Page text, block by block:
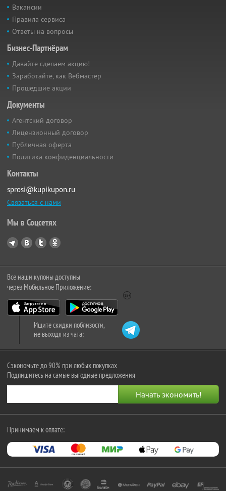
Вакансии
Правила сервиса
Ответы на вопросы
Бизнес-Партнёрам
Давайте сделаем акцию!
Заработайте, как Вебмастер
Прошедшие акции
Документы
Агентский договор
Лицензионный договор
Публичная оферта
Политика конфиденциальности
Контакты
sprosi@kupikupon.ru
Связаться с нами
Мы в Соцсетях
Все наши купоны доступны
через Мобильное Приложение:
Ищите скидки поблизости,
не выходя из чата:
Сэкономьте до 90% при любых покупках
Подпишитесь на самые выгодные предложения
Принимаем к оплате: